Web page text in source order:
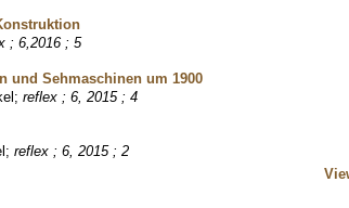
; 6,2016 ; 5
und Sehmaschinen um 1900
; reflex ; 6, 2015 ; 4
; reflex ; 6, 2015 ; 2